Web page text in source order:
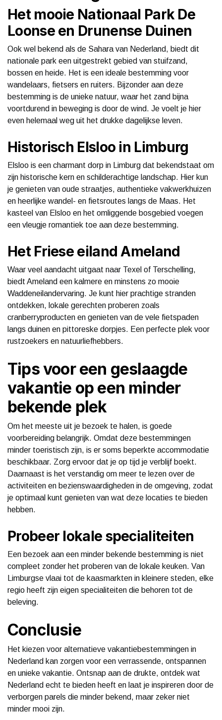
Het mooie Nationaal Park De
Loonse en Drunense Duinen
Ook wel bekend als de Sahara van Nederland, biedt dit
nationale park een uitgestrekt gebied van stuifzand,
bossen en heide. Het is een ideale bestemming voor
wandelaars, fietsers en ruiters. Bijzonder aan deze
bestemming is de unieke natuur, waar het zand bijna
voortdurend in beweging is door de wind. Je voelt je hier
even helemaal weg uit het drukke dagelijkse leven.
Historisch Elsloo in Limburg
Elsloo is een charmant dorp in Limburg dat bekendstaat om
zijn historische kern en schilderachtige landschap. Hier kun
je genieten van oude straatjes, authentieke vakwerkhuizen
en heerlijke wandel- en fietsroutes langs de Maas. Het
kasteel van Elsloo en het omliggende bosgebied voegen
een vleugje romantiek toe aan deze bestemming.
Het Friese eiland Ameland
Waar veel aandacht uitgaat naar Texel of Terschelling,
biedt Ameland een kalmere en minstens zo mooie
Waddeneilandervaring. Je kunt hier prachtige stranden
ontdekken, lokale gerechten proberen zoals
cranberryproducten en genieten van de vele fietspaden
langs duinen en pittoreske dorpjes. Een perfecte plek voor
rustzoekers en natuurliefhebbers.
Tips voor een geslaagde
vakantie op een minder
bekende plek
Om het meeste uit je bezoek te halen, is goede
voorbereiding belangrijk. Omdat deze bestemmingen
minder toeristisch zijn, is er soms beperkte accommodatie
beschikbaar. Zorg ervoor dat je op tijd je verblijf boekt.
Daarnaast is het verstandig om meer te lezen over de
activiteiten en bezienswaardigheden in de omgeving, zodat
je optimaal kunt genieten van wat deze locaties te bieden
hebben.
Probeer lokale specialiteiten
Een bezoek aan een minder bekende bestemming is niet
compleet zonder het proberen van de lokale keuken. Van
Limburgse vlaai tot de kaasmarkten in kleinere steden, elke
regio heeft zijn eigen specialiteiten die behoren tot de
beleving.
Conclusie
Het kiezen voor alternatieve vakantiebestemmingen in
Nederland kan zorgen voor een verrassende, ontspannen
en unieke vakantie. Ontsnap aan de drukte, ontdek wat
Nederland echt te bieden heeft en laat je inspireren door de
verborgen parels die minder bekend, maar zeker niet
minder mooi zijn.